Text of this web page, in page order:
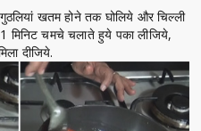
खतम होने तक घोलिये और चिल्ली
मिनिट चमचे चलाते हुये पका लीजिये,
दीजिये.